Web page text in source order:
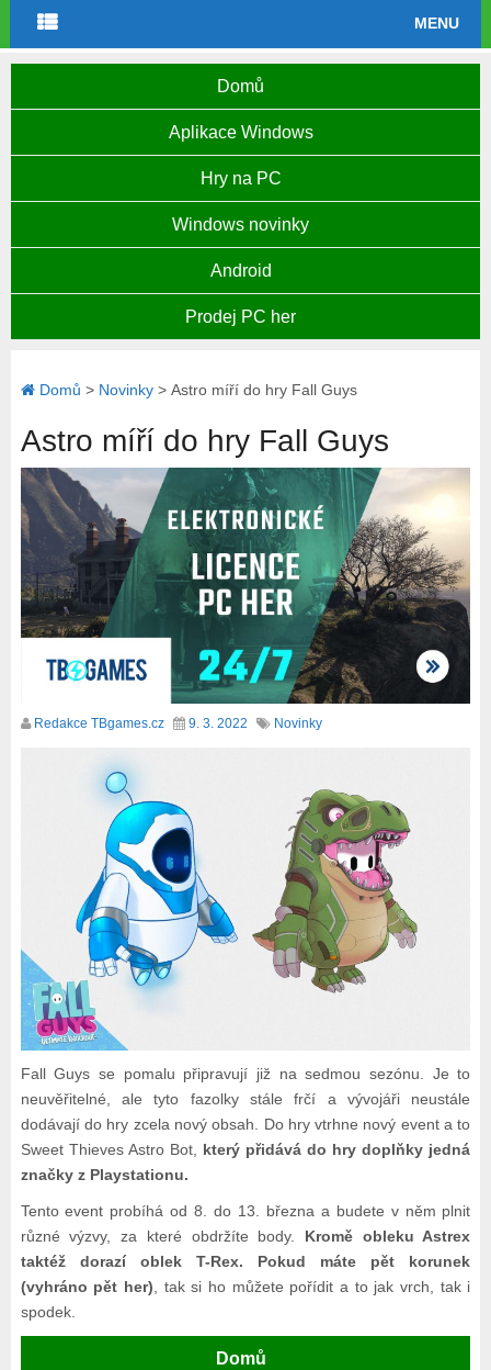
MENU
Domů
Aplikace Windows
Hry na PC
Windows novinky
Android
Prodej PC her
Domů > Novinky> Astro míří do hry Fall Guys
Astro míří do hry Fall Guys
Redakce TBgames.cz 9. 3. 2022 Novinky
Fall Guys se pomalu připravují již na sedmou sezónu. Je to
neuvěřitelné, ale tyto fazolky stále frčí a vývojáři neustále
dodávají do hry zcela nový obsah. Do hry vtrhne nový event a to
Sweet Thieves Astro Bot,
který přidává do hry doplňky jedná
značky z Playstationu.
Tento event probíhá od 8. do 13. března a budete v něm plnit
různé výzvy, za které obdržíte body. Kromě obleku Astrex
taktéž dorazí oblek T-Rex. Pokud máte pět korunek
(vyhráno pět her) , tak si ho můžete pořídit a to jak vrch, tak i
spodek.
Domů